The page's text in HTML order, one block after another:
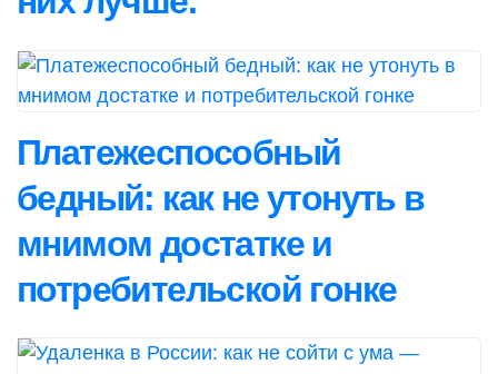
Платежеспособный
бедный: как не утонуть в
мнимом достатке и
потребительской гонке